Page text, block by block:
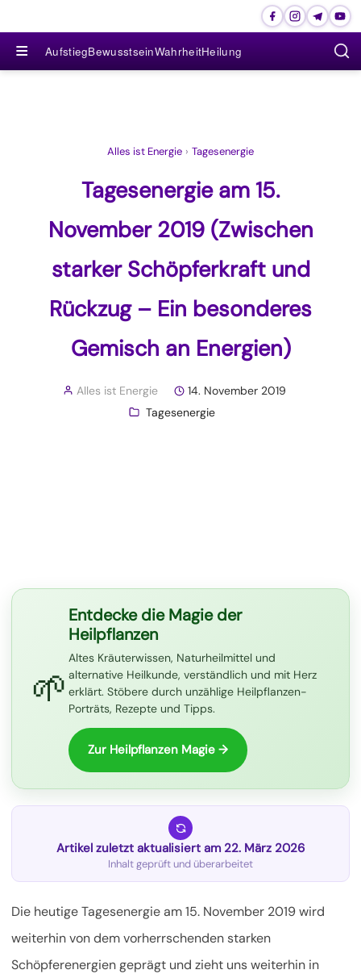
≡ AufstiegBewusstseinWahrheitHeilung
Alles ist Energie › Tagesenergie
Tagesenergie am 15.
November 2019 (Zwischen
starker Schöpferkraft und
Rückzug – Ein besonderes
Gemisch an Energien)
Alles ist Energie
14. November 2019
Tagesenergie
🌱
Entdecke die Magie der
Heilpflanzen
Altes Kräuterwissen, Naturheilmittel und
alternative Heilkunde, verständlich und mit Herz
erklärt. Stöbere durch unzählige Heilpflanzen-
Porträts, Rezepte und Tipps.
Zur Heilpflanzen Magie →
Artikel zuletzt aktualisiert am 22. März 2026
Inhalt geprüft und überarbeitet
Die heutige Tagesenergie am 15. November 2019 wird
weiterhin von dem vorherrschenden starken
Schöpferenergien geprägt und zieht uns weiterhin in